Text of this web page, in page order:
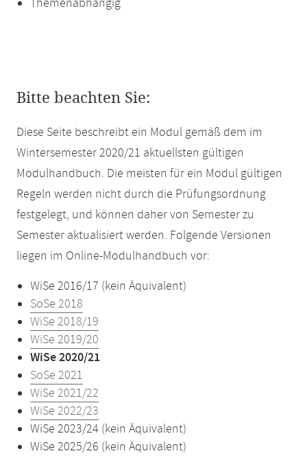
Themenabhängig
Bitte beachten Sie:
Diese Seite beschreibt ein Modul gemäß dem im
Wintersemester 2020/21 aktuellsten gültigen
Modulhandbuch. Die meisten für ein Modul gültigen
Regeln werden nicht durch die Prüfungsordnung
festgelegt, und können daher von Semester zu
Semester aktualisiert werden. Folgende Versionen
liegen im Online-Modulhandbuch vor:
WiSe 2016/17 (kein Äquivalent)
SoSe 2018
WiSe 2018/19
WiSe 2019/20
WiSe 2020/21
SoSe 2021
WiSe 2021/22
WiSe 2022/23
WiSe 2023/24 (kein Äquivalent)
WiSe 2025/26 (kein Äquivalent)